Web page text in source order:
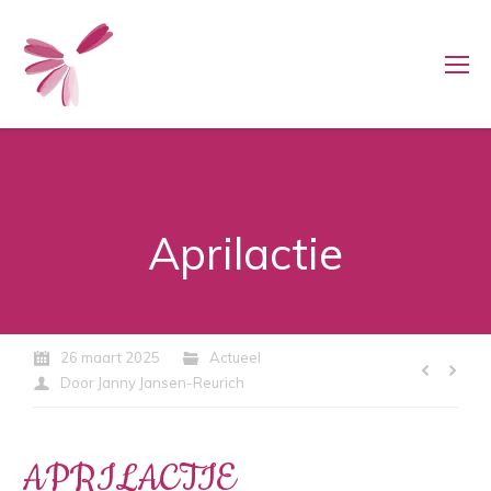
Aprilactie
26 maart 2025
Actueel
Door Janny Jansen-Reurich
APRILACTIE